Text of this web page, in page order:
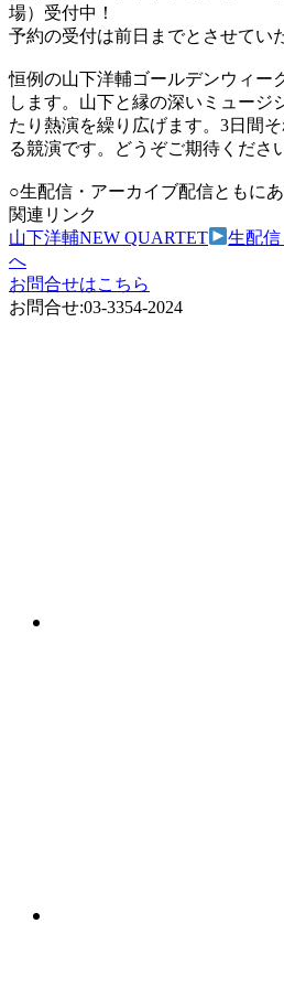
場）受付中！
予約の受付は前日までとさせてい
恒例の山下洋輔ゴールデンウィー
します。山下と縁の深いミュージ
たり熱演を繰り広げます。3日間
る競演です。どうぞご期待くださ
○生配信・アーカイブ配信ともにあ
関連リンク
山下洋輔NEW QUARTET
生配
へ
お問合せはこちら
お問合せ:03-3354-2024